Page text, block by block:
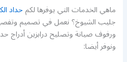
ماهي الخدمات التي يوفرها لكمحداد
جليب الشيوخ؟ نعمل في تصميم
ورفوف صيانة وتصليح درابزين أدراج
ونوفر أيضا: